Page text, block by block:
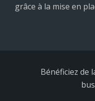
grâce à la mise en
Bénéficiez de